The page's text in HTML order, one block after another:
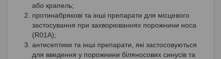
або крапель;
протинабрякові та інші препарати для місцевого
застосування при захворюваннях порожнини носа
(R01A);
антисептики та інші препарати, які застосовуються
для введення у порожнини біляносових синусів та